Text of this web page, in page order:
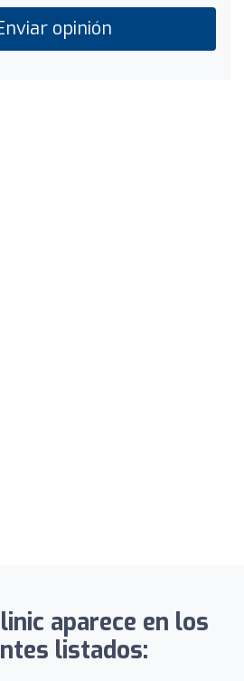
opinión
aparece en los
listados: